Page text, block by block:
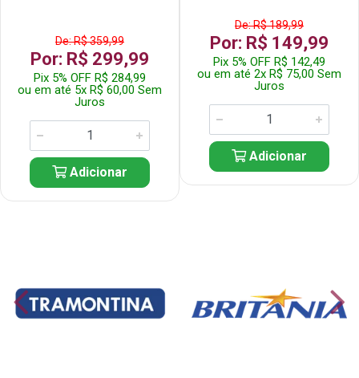
De: R$ 359,99
Por: R$ 299,99
Pix 5% OFF R$ 284,99
ou em até 5x R$ 60,00 Sem
Juros
Adicionar
De: R$ 189,99
Por: R$ 149,99
Pix 5% OFF R$ 142,49
ou em até 2x R$ 75,00 Sem
Juros
Adicionar